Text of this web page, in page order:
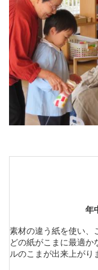
年
素材の違う紙を使い、
どの紙がこまに最適か
ルのこまが出来上がり